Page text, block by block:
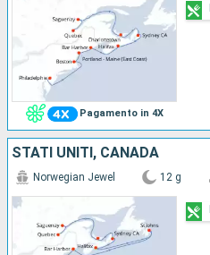
Pagamento in 4X
STATI UNITI, CANADA
Norwegian Jewel 12 g